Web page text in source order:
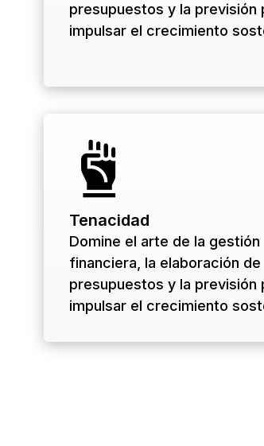
presupuestos y la previsión
impulsar el crecimiento
Tenacidad
Domine el arte de la gestión
financiera, la elaboración de
presupuestos y la previsión
impulsar el crecimiento